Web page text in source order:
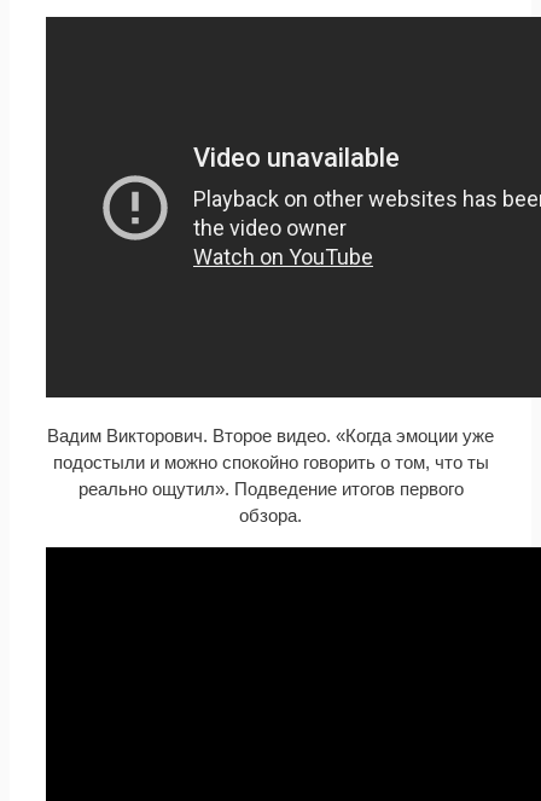
Вадим Викторович. Второе видео. «Когда эмоции уже
подостыли и можно спокойно говорить о том, что ты
реально ощутил». Подведение итогов первого
обзора.